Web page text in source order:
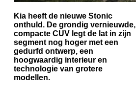
Kia heeft de nieuwe Stonic
onthuld. De grondig vernieuwde,
compacte CUV legt de lat in zijn
segment nog hoger met een
gedurfd ontwerp, een
hoogwaardig interieur en
technologie van grotere
modellen.